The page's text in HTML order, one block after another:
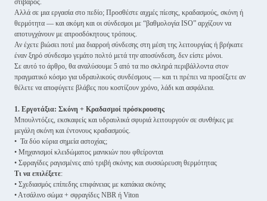
στιβαρός.
Αλλά σε μια εργασία στο πεδίο; Προσθέστε αιχμές πίεσης, κραδασμούς, σκόνη ή
θερμότητα — και ακόμη και οι σύνδεσμοι με “βαθμολογία ISO” αρχίζουν να
αποτυγχάνουν με απροσδόκητους τρόπους.
Αν έχετε βιώσει ποτέ μια διαρροή σύνδεσης στη μέση της λειτουργίας ή βρήκατε
έναν ξηρό σύνδεσμο γεμάτο πολτό μετά την αποσύνδεση, δεν είστε μόνοι.
Σε αυτό το άρθρο, θα αναλύσουμε 5 από τα πιο σκληρά περιβάλλοντα στον
πραγματικό κόσμο για υδραυλικούς συνδέσμους — και τι πρέπει να προσέξετε αν
θέλετε να αποφύγετε βλάβες που κοστίζουν χρόνο, λάδι και ασφάλεια.
1. Εργοτάξια: Σκόνη + Κραδασμοί πρόσκρουσης
Μπουλντόζες, εκσκαφείς και υδραυλικά σφυριά λειτουργούν σε συνθήκες με
μεγάλη σκόνη και έντονους κραδασμούς.
• Τα δύο κύρια σημεία αστοχίας;
• Μηχανισμοί κλειδώματος μανικιών που φθείρονται
• Σφραγίδες ραγισμένες από τριβή σκόνης και συσσώρευση θερμότητας
Τι να επιλέξετε:
• Σχεδιασμός επίπεδης επιφάνειας με καπάκια σκόνης
• Ατσάλινο σώμα + σφραγίδες NBR ή Viton